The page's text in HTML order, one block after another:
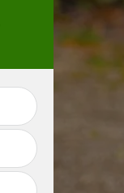
Pose de clôture et
grillage 31